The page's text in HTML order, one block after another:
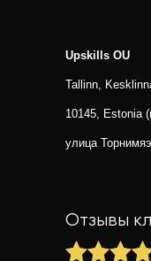
Upskills OU
Tallinn,
10145, Estonia
улица
Отзывы